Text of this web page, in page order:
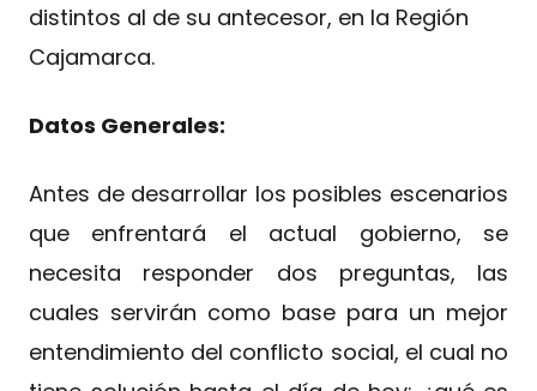
distintos al de su antecesor, en la Región
Cajamarca.
Datos Generales:
Antes de desarrollar los posibles escenarios
que enfrentará el actual gobierno, se
necesita responder dos preguntas, las
cuales servirán como base para un mejor
entendimiento del conflicto social, el cual no